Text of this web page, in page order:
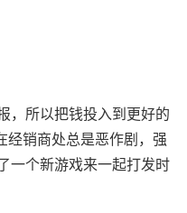
，所以把钱投入到更好的
销商处总是恶作剧，强
一个新游戏来一起打发时